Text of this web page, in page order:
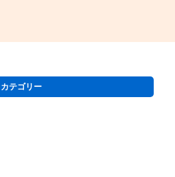
カテゴリー